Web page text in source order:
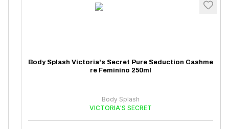
Body Splash Victoria's Secret Pure Seduction Cashme
re Feminino 250ml
Body Splash
VICTORIA'S SECRET